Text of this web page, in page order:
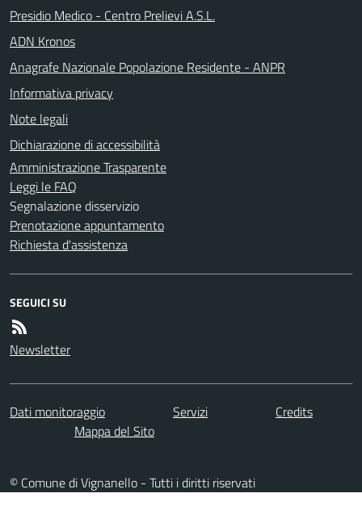
Presidio Medico - Centro Prelievi A.S.L.
ADN Kronos
Anagrafe Nazionale Popolazione Residente - ANPR
Informativa privacy
Note legali
Dichiarazione di accessibilità
Amministrazione Trasparente
Leggi le FAQ
Segnalazione disservizio
Prenotazione appuntamento
Richiesta d'assistenza
SEGUICI SU
Newsletter
Dati monitoraggio Servizi
Credits
Mappa del Sito
© Comune di Vignanello - Tutti i diritti riservati